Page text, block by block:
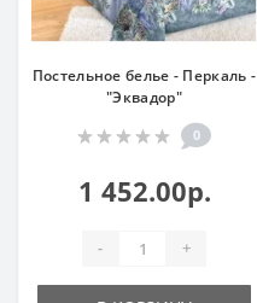
Постельное белье - Перкаль -
"Эквадор"
0
1 452.00р.
- +